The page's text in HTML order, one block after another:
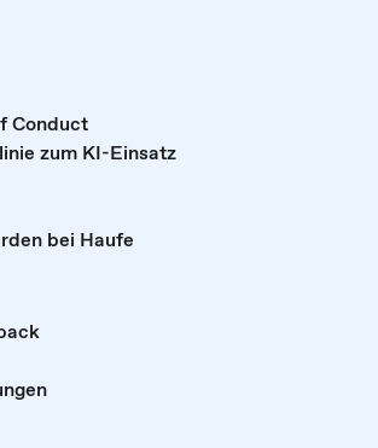
Conduct
zum KI-Einsatz
bei Haufe